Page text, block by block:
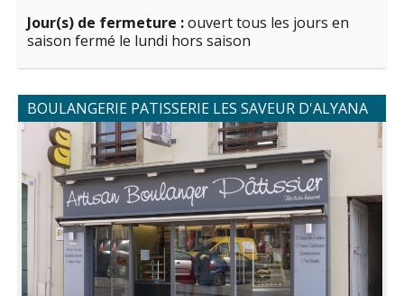
Jour(s) de fermeture :ouvert tous les jours en
saison fermé le lundi hors saison
BOULANGERIE PATISSERIE LES SAVEUR D'ALYANA